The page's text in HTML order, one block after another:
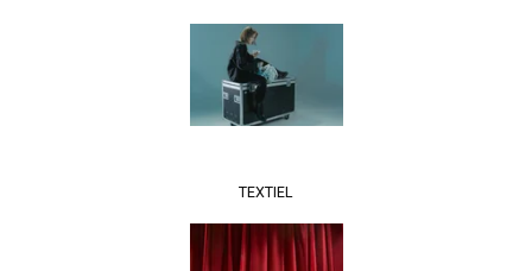
TEXTIEL